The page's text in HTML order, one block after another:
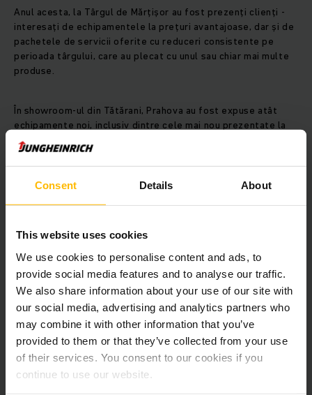
Consent Details About
This website uses cookies
We use cookies to personalise content and ads, to
provide social media features and to analyse our traffic.
We also share information about your use of our site with
our social media, advertising and analytics partners who
may combine it with other information that you’ve
provided to them or that they’ve collected from your use
of their services. You consent to our cookies if you
continue to use our website.
Anul acesta, la Târgul de Mărțișor au fost prezenți clienți ­
interesați de echipamentele la prețuri avantajoase, dar și de
pachetele de servicii oferite cu reduceri consistente pe
perioada târgului, care au plecat cu unul sau chiar mai multe
produse.
În showroom-ul din Tătărani, Prahova au fost expuse atât
echipamente noi, inclusiv dintre cele mai nou prezentate la
nivel internațional, cât și utilaje second-hand. Alături de
modelele Jungheinrich au fost prezentate și echipamentele
gamei Ameise (transpalete electrice și motostivuitoare),
recomandate pentru aplicații de intensitate ușoară sau
Cel mai bine s-au vandut pachetele de echipamente
complementare. Pe perioada târgului și până pe 8 martie,
pentru utilajele achiziționate s-a oferit și o reducere de 10%
la revizii.
Newsletter Social Media